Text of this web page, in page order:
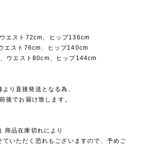
エスト72cm、ヒップ136cm
エスト76cm、ヒップ140cm
ウエスト80cm、ヒップ144cm
り直接発送となる為、
後でお届け致します。
商品在庫切れにより
いただく恐れもございますので、予めご